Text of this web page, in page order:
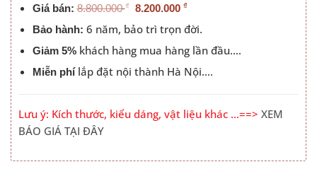
Giá bán:8.800.000 ₫ 8.200.000 ₫
Bảo hành: 6 năm, bảo trì trọn đời.
Giảm 5%khách hàng mua hàng lần đầu….
Miễn phílắp đặt nội thành Hà Nội….
Lưu ý: Kích thước, kiểu dáng, vật liệu khác …==> XEM
BÁO GIÁ TẠI ĐÂY